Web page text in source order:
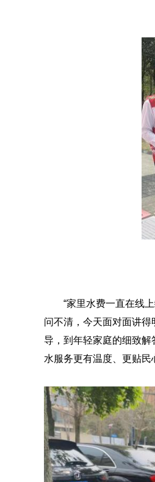
“家里水费一直在线
问不清，今天面对面讲得
导，到年轻家庭的细致
水服务更有温度、更贴民